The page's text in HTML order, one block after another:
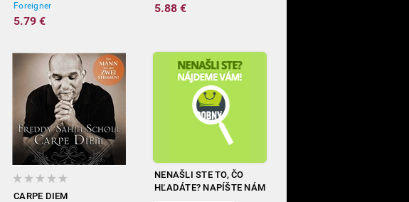
Foreigner
5.79 €
5.88 €
CARPE DIEM
NENAŠLI STE TO, ČO
HĽADÁTE? NAPÍŠTE NÁM